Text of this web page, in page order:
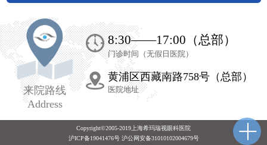
来院路线
Address
8:30——17:00（总部）
门诊时间（无假日医院）
黄浦区西藏南路758号（总部）
医院地址
Copyright©2005-2019上海希玛瑞视眼科医院
沪ICP备19041476号 沪公网安备31010102004679号